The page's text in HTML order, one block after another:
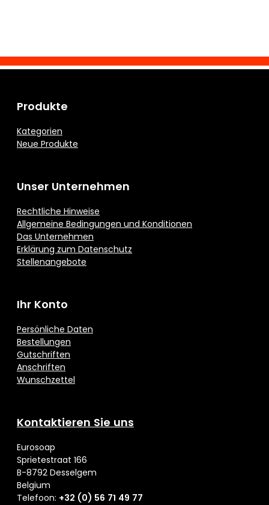
Produkte
Kategorien
Neue Produkte
Unser Unternehmen
Rechtliche Hinweise
Allgemeine Bedingungen und Konditionen
Das Unternehmen
Erklärung zum Datenschutz
Stellenangebote
Ihr Konto
Persönliche Daten
Bestellungen
Gutschriften
Anschriften
Wunschzettel
Kontaktieren Sie uns
Eurosoap
Sprietestraat 166
B-8792 Desselgem
Belgium
Telefoon: +32 (0) 56 71 49 77